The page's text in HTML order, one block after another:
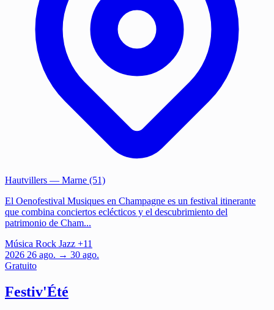
Hautvillers — Marne (51)
El Oenofestival Musiques en Champagne es un festival itinerante
que combina conciertos eclécticos y el descubrimiento del
patrimonio de Cham...
Música Rock Jazz +11
2026 26 ago. → 30 ago.
Gratuito
Festiv'Été